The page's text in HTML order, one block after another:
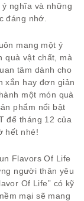
nghĩa và những
đáng nhớ.
mang một ý
quà vật chất, mà
tâm dành cho
xắn hay đơn giản
một món quà
phẩm nổi bật
để tháng 12 của
hết nhé!
Flavors Of Life
người thân yêu
Of Life” có kỹ
mại sẽ mang